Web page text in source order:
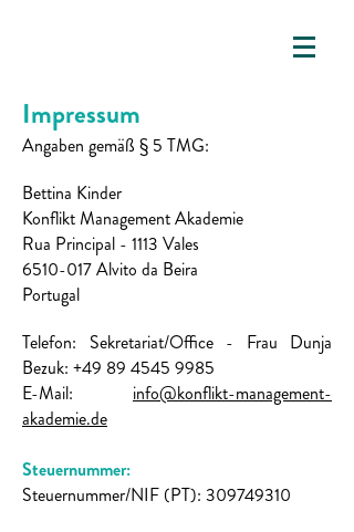
Impressum
Angaben gemäß § 5 TMG:
Bettina Kinder
Konflikt Management Akademie
Rua Principal - 1113 Vales
6510-017 Alvito da Beira
Portugal
Telefon: Sekretariat/Office - Frau Dunja
Bezuk: +49 89 4545 9985
E-Mail: info@konflikt-management-
akademie.de
Steuernummer:
Steuernummer/NIF (PT): 309749310